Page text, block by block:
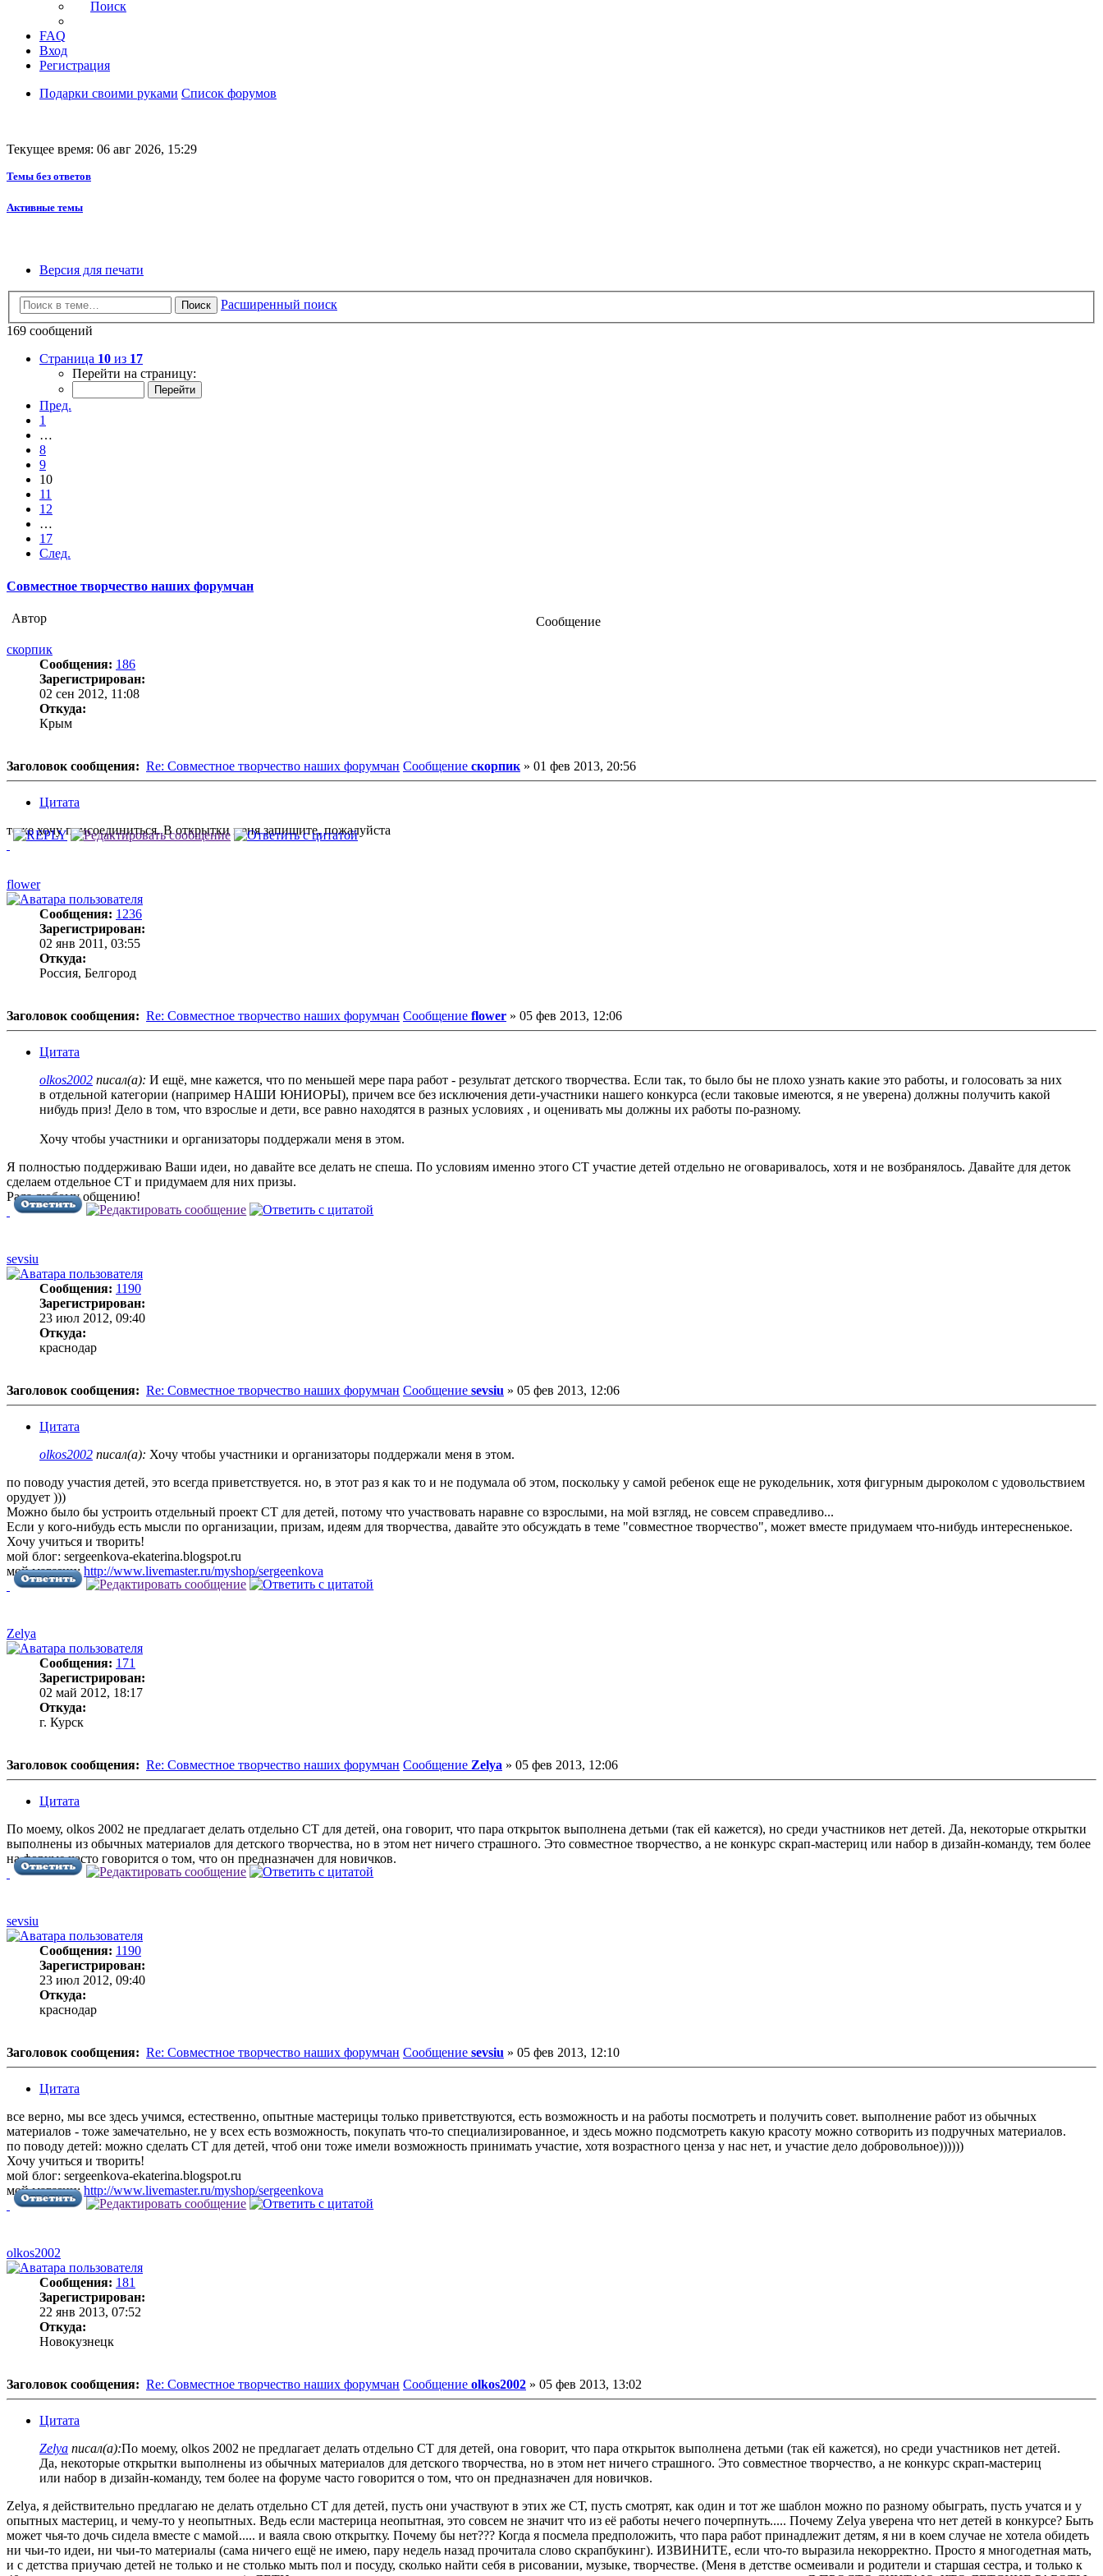
Поиск
FAQ
Вход
Регистрация
Подарки своими руками Список форумов
Текущее время: 06 авг 2026, 15:29
Темы без ответов
Активные темы
Версия для печати
Поиск
Расширенный поиск
169 сообщений
Страница 10 из 17
Перейти на страницу:
Пред.
1
…
8
9
10
11
12
…
17
След.
Совместное творчество наших форумчан
Автор
Сообщение
скорпик
Сообщения: 186
Зарегистрирован:
02 сен 2012, 11:08
Откуда:
Крым
Заголовок сообщения: Re: Совместное творчество наших форумчан Сообщение скорпик » 01 фев 2013, 20:56
Цитата
тоже хочу присоединиться. В открытки меня запишите, пожалуйста
flower
Сообщения: 1236
Зарегистрирован:
02 янв 2011, 03:55
Откуда:
Россия, Белгород
Заголовок сообщения: Re: Совместное творчество наших форумчан Сообщение flower » 05 фев 2013, 12:06
Цитата
olkos2002 писал(а): И ещё, мне кажется, что по меньшей мере пара работ - результат детского творчества. Если так, то было бы не плохо узнать какие это работы, и голосовать за них
в отдельной категории (например НАШИ ЮНИОРЫ), причем все без исключения дети-участники нашего конкурса (если таковые имеются, я не уверена) должны получить какой
нибудь приз! Дело в том, что взрослые и дети, все равно находятся в разных условиях , и оценивать мы должны их работы по-разному.
Хочу чтобы участники и организаторы поддержали меня в этом.
Я полностью поддерживаю Ваши идеи, но давайте все делать не спеша. По условиям именно этого СТ участие детей отдельно не оговаривалось, хотя и не возбранялось. Давайте для деток
сделаем отдельное СТ и придумаем для них призы.
Рада любому общению!
sevsiu
Сообщения: 1190
Зарегистрирован:
23 июл 2012, 09:40
Откуда:
краснодар
Заголовок сообщения: Re: Совместное творчество наших форумчан Сообщение sevsiu » 05 фев 2013, 12:06
Цитата
olkos2002 писал(а): Хочу чтобы участники и организаторы поддержали меня в этом.
по поводу участия детей, это всегда приветствуется. но, в этот раз я как то и не подумала об этом, поскольку у самой ребенок еще не рукодельник, хотя фигурным дыроколом с удовольствием
орудует )))
Можно было бы устроить отдельный проект СТ для детей, потому что участвовать наравне со взрослыми, на мой взгляд, не совсем справедливо...
Если у кого-нибудь есть мысли по организации, призам, идеям для творчества, давайте это обсуждать в теме "совместное творчество", может вместе придумаем что-нибудь интересненькое.
Хочу учиться и творить!
мой блог: sergeenkova-ekaterina.blogspot.ru
мой магазин:http://www.livemaster.ru/myshop/sergeenkova
Zelya
Сообщения: 171
Зарегистрирован:
02 май 2012, 18:17
Откуда:
г. Курск
Заголовок сообщения: Re: Совместное творчество наших форумчан Сообщение Zelya » 05 фев 2013, 12:06
Цитата
По моему, olkos 2002 не предлагает делать отдельно СТ для детей, она говорит, что пара открыток выполнена детьми (так ей кажется), но среди участников нет детей. Да, некоторые открытки
выполнены из обычных материалов для детского творчества, но в этом нет ничего страшного. Это совместное творчество, а не конкурс скрап-мастериц или набор в дизайн-команду, тем более
на форуме часто говорится о том, что он предназначен для новичков.
sevsiu
Сообщения: 1190
Зарегистрирован:
23 июл 2012, 09:40
Откуда:
краснодар
Заголовок сообщения: Re: Совместное творчество наших форумчан Сообщение sevsiu » 05 фев 2013, 12:10
Цитата
все верно, мы все здесь учимся, естественно, опытные мастерицы только приветствуются, есть возможность и на работы посмотреть и получить совет. выполнение работ из обычных
материалов - тоже замечательно, не у всех есть возможность, покупать что-то специализированное, и здесь можно подсмотреть какую красоту можно сотворить из подручных материалов.
по поводу детей: можно сделать СТ для детей, чтоб они тоже имели возможность принимать участие, хотя возрастного ценза у нас нет, и участие дело добровольное))))))
Хочу учиться и творить!
мой блог: sergeenkova-ekaterina.blogspot.ru
мой магазин:http://www.livemaster.ru/myshop/sergeenkova
olkos2002
Сообщения: 181
Зарегистрирован:
22 янв 2013, 07:52
Откуда:
Новокузнецк
Заголовок сообщения: Re: Совместное творчество наших форумчан Сообщение olkos2002 » 05 фев 2013, 13:02
Цитата
Zelya писал(а):По моему, olkos 2002 не предлагает делать отдельно СТ для детей, она говорит, что пара открыток выполнена детьми (так ей кажется), но среди участников нет детей.
Да, некоторые открытки выполнены из обычных материалов для детского творчества, но в этом нет ничего страшного. Это совместное творчество, а не конкурс скрап-мастериц
или набор в дизайн-команду, тем более на форуме часто говорится о том, что он предназначен для новичков.
Zelya, я действительно предлагаю не делать отдельно СТ для детей, пусть они участвуют в этих же СТ, пусть смотрят, как один и тот же шаблон можно по разному обыграть, пусть учатся и у
опытных мастериц, и чему-то у неопытных. Ведь если мастерица неопытная, это совсем не значит что из её работы нечего почерпнуть..... Почему Zelya уверена что нет детей в конкурсе? Быть
может чья-то дочь сидела вместе с мамой..... и ваяла свою открытку. Почему бы нет??? Когда я посмела предположить, что пара работ принадлежит детям, я ни в коем случае не хотела обидеть
ни чьи-то идеи, ни чьи-то материалы (сама ничего ещё не имею, пару недель назад прочитала слово скрапбукинг). ИЗВИНИТЕ, если что-то выразила некорректно. Просто я многодетная мать,
и с детства приучаю детей не только и не столько мыть пол и посуду, сколько найти себя в рисовании, музыке, творчестве. (Меня в детстве осмеивали и родители и старшая сестра, и только к